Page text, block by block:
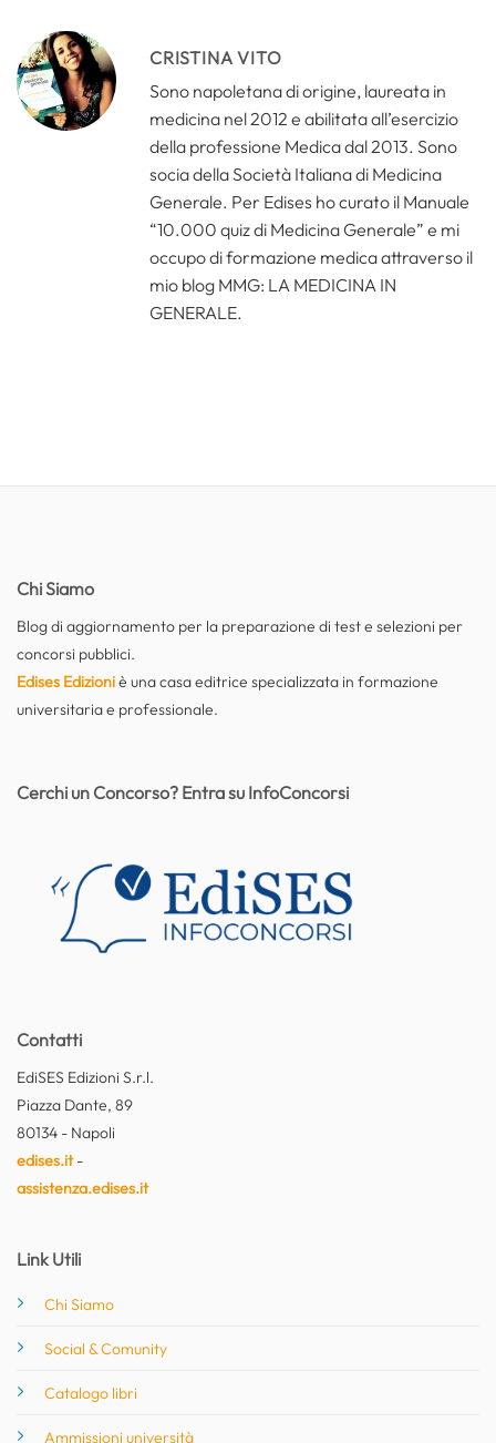
CRISTINA VITO
Sono napoletana di origine, laureata in
medicina nel 2012 e abilitata all’esercizio
della professione Medica dal 2013. Sono
socia della Società Italiana di Medicina
Generale. Per Edises ho curato il Manuale
“10.000 quiz di Medicina Generale” e mi
occupo di formazione medica attraverso il
mio blog MMG: LA MEDICINA IN
GENERALE.
Chi Siamo
Blog di aggiornamento per la preparazione di test e selezioni per
concorsi pubblici.
Edises Edizioniè una casa editrice specializzata in formazione
universitaria e professionale.
Contatti
EdiSES Edizioni S.r.l.
Piazza Dante, 89
80134 - Napoli
edises.it-
assistenza.edises.it
Link Utili
Chi Siamo
Social & Comunity
Catalogo libri
Ammissioni università
Cerchi un Concorso? Entra su InfoConcorsi